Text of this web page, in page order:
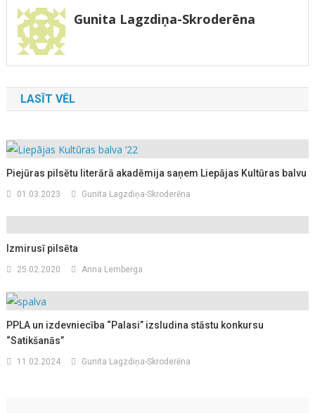
Gunita Lagzdiņa-Skroderēna
LASĪT VĒL
Piejūras pilsētu literārā akadēmija saņem Liepājas Kultūras balvu
01.03.2023 Gunita Lagzdiņa-Skroderēna
Izmirusī pilsēta
25.02.2020 Anna Lemberga
PPLA un izdevniecība “Palasi” izsludina stāstu konkursu
“Satikšanās”
11.02.2024 Gunita Lagzdiņa-Skroderēna